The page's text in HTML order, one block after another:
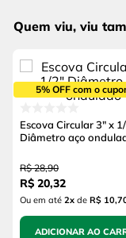
Quem viu, viu
5% OFF com o
Escova Circular 3" x
Diâmetro aço
R$ 28,90
R$ 20,32
Ou em até 2x de R$
ADICIONAR AO